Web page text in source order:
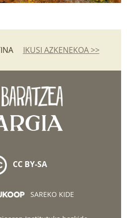
IKUSI AZKENEKOA >>
CC BY-SA
SAREKO KIDE